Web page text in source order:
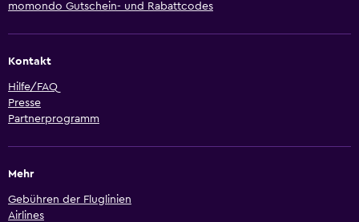
momondo Gutschein- und Rabattcodes
Kontakt
Hilfe/FAQ
Presse
Partnerprogramm
Mehr
Gebühren der Fluglinien
Airlines